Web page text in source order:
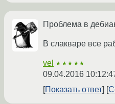
Проблема в
В слакваре все
vel ★★★★★
09.04.2016
Показать ответ